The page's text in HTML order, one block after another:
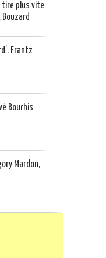
tire plus vite
Bouzard
Frantz
Bourhis
Mardon,